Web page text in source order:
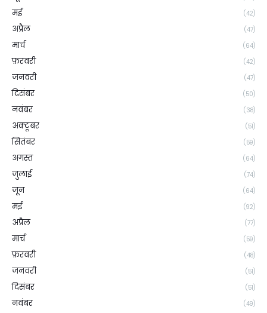
मई (42)
अप्रैल (47)
मार्च (64)
फ़रवरी (42)
जनवरी (47)
दिसंबर (50)
नवंबर (38)
अक्टूबर (51)
सितंबर (59)
अगस्त (64)
जुलाई (74)
जून (64)
मई (92)
अप्रैल (77)
मार्च (59)
फ़रवरी (48)
जनवरी (51)
दिसंबर (51)
नवंबर (49)